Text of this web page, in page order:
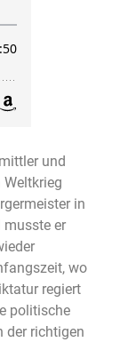
und
Weltkrieg
in
musste er
wo
regiert
politische
der richtigen